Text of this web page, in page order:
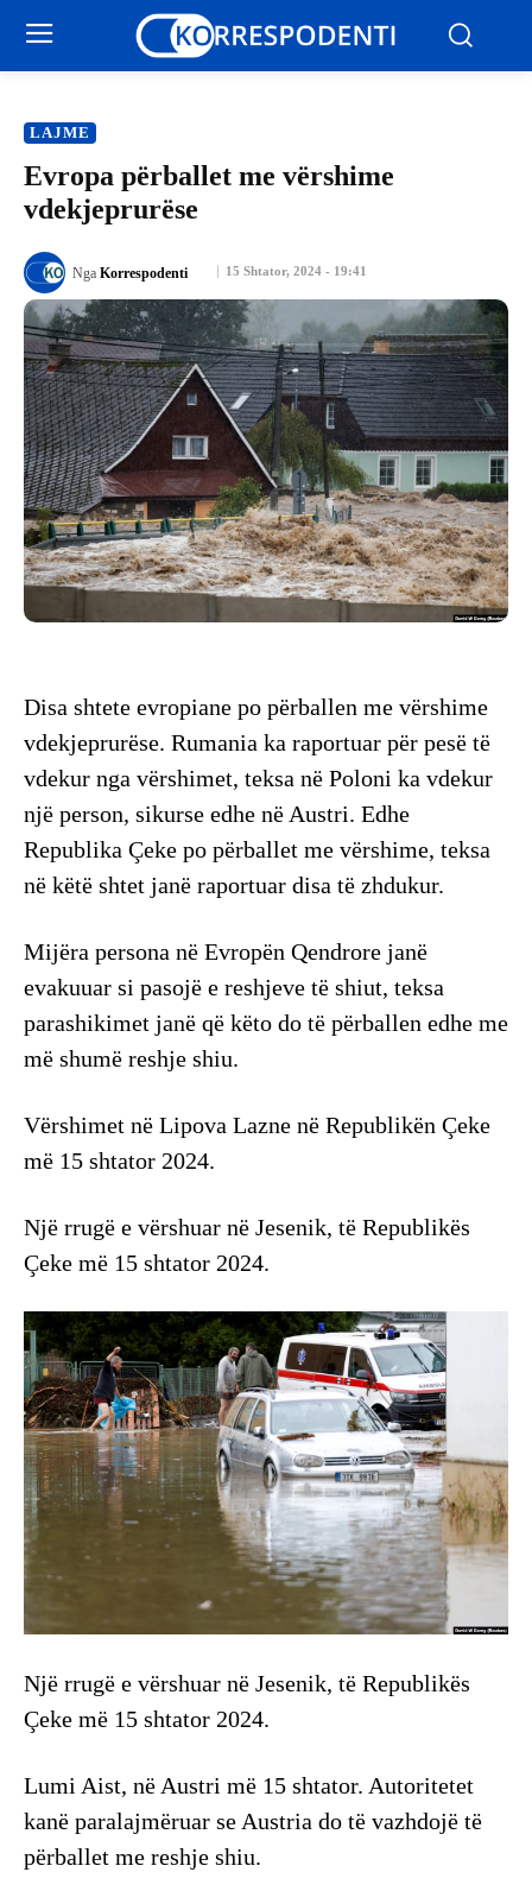
LAJME
Evropa përballet me vërshime
vdekjeprurëse
15 Shtator, 2024 - 19:41
Nga Korrespodenti
Disa shtete evropiane po përballen me vërshime
vdekjeprurëse. Rumania ka raportuar për pesë të
vdekur nga vërshimet, teksa në Poloni ka vdekur
një person, sikurse edhe në Austri. Edhe
Republika Çeke po përballet me vërshime, teksa
në këtë shtet janë raportuar disa të zhdukur.
Mijëra persona në Evropën Qendrore janë
evakuuar si pasojë e reshjeve të shiut, teksa
parashikimet janë që këto do të përballen edhe me
më shumë reshje shiu.
Vërshimet në Lipova Lazne në Republikën Çeke
më 15 shtator 2024.
Një rrugë e vërshuar në Jesenik, të Republikës
Çeke më 15 shtator 2024.
Një rrugë e vërshuar në Jesenik, të Republikës
Çeke më 15 shtator 2024.
Lumi Aist, në Austri më 15 shtator. Autoritetet
kanë paralajmëruar se Austria do të vazhdojë të
përballet me reshje shiu.